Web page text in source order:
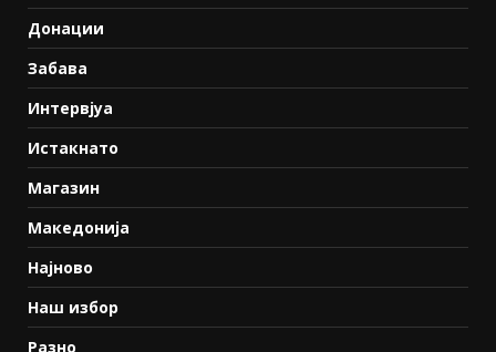
Донации
Забава
Интервјуа
Истакнато
Магазин
Македонија
Најново
Наш избор
Разно